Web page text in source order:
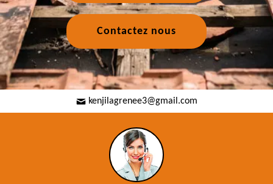
Contactez nous
kenjilagrenee3@gmail.com